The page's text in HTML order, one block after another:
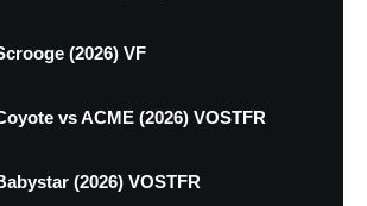
(2026) VF
vs ACME (2026) VOSTFR
(2026) VOSTFR